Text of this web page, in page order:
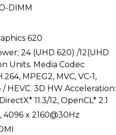
DIMM
620
24 (UHD 620) /12(UHD
Units. Media Codec
MPEG2, MVC, VC-1,
/ HEVC. 3D HW Acceleration:
11.3/12, OpenCL* 2.1
4096 x 2160@30Hz